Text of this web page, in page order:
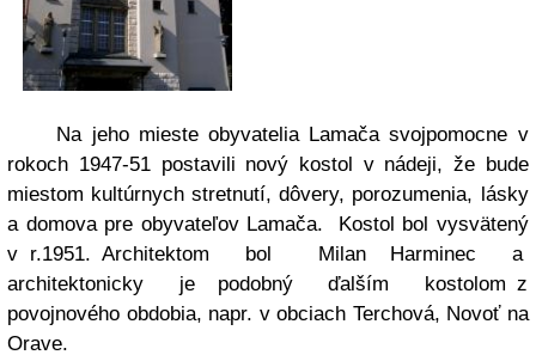
Na jeho mieste obyvatelia Lamača svojpomocne v
rokoch 1947-51 postavili nový kostol v nádeji, že bude
miestom kultúrnych stretnutí, dôvery, porozumenia, lásky
a domova pre obyvateľov Lamača. Kostol bol vysvätený
v r.1951. Architektom bol Milan Harminec a
architektonicky je podobný ďalším kostolom z
povojnového obdobia, napr. v obciach Terchová, Novoť na
Orave.